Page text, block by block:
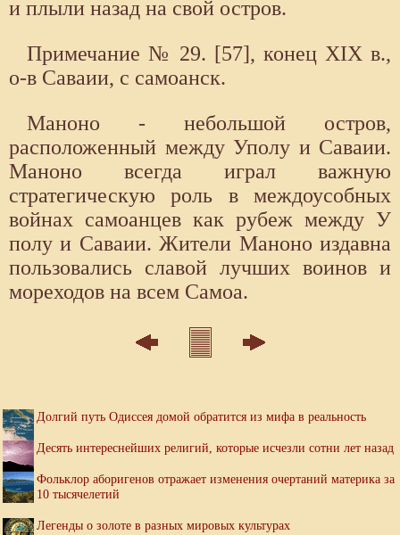
и плыли назад на свой остров.
Примечание № 29. [57], конец XIX в.,
о-в Саваии, с самоанск.
Маноно - небольшой остров,
расположенный между Уполу и Саваии.
Маноно всегда играл важную
стратегическую роль в междоусобных
войнах самоанцев как рубеж между У
полу и Саваии. Жители Маноно издавна
пользовались славой лучших воинов и
мореходов на всем Самоа.
Долгий путь Одиссея домой обратится из мифа в реальность
Десять интереснейших религий, которые исчезли сотни лет назад
Фольклор аборигенов отражает изменения очертаний материка за
10 тысячелетий
Легенды о золоте в разных мировых культурах